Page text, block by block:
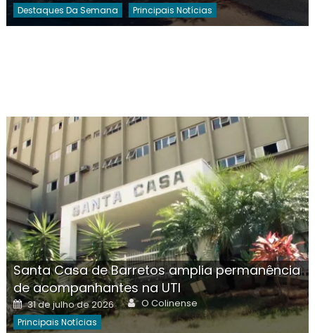
Destaques Da Semana Principais Notícias
Santa Casa de Barretos amplia permanência
de acompanhantes na UTI
Posted
on
31 de julho de 2026 Author
O Colinense
Principais Notícias